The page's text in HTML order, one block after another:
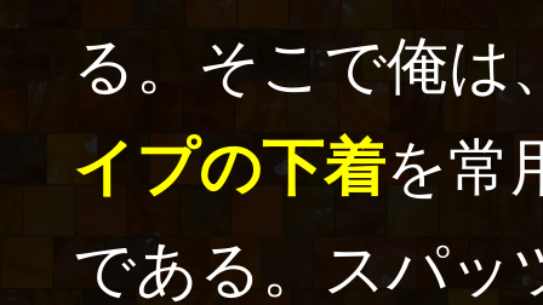
る。そこで俺は
イプの下着を常
である。スパッ